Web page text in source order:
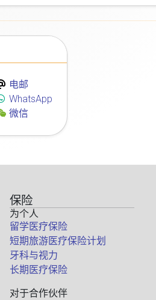
电邮
WhatsApp
微信
保险
为个人
留学医疗保险
短期旅游医疗保险计划
牙科与视力
长期医疗保险
对于合作伙伴